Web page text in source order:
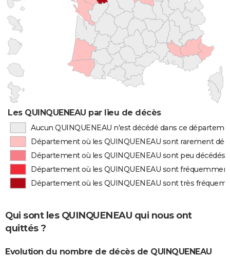
Les QUINQUENEAU par lieu de décès
Aucun QUINQUENEAU n'est décédé dans ce
Département où les QUINQUENEAU sont rarement
Département où les QUINQUENEAU sont peu décédés
Département où les QUINQUENEAU sont
Département où les QUINQUENEAU sont très
Qui sont les QUINQUENEAU qui nous ont
quittés ?
Evolution du nombre de décès de QUINQUENEAU